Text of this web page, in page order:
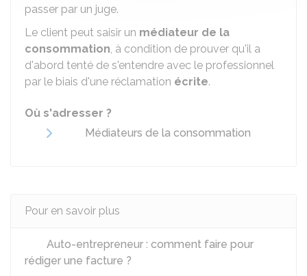
passer par un juge.
Le client peut saisir un médiateur de la
consommation, à condition de prouver qu'il a
d'abord tenté de s'entendre avec le professionnel
par le biais d'une réclamation écrite.
Où s'adresser ?
Médiateurs de la consommation
Pour en savoir plus
Auto-entrepreneur : comment faire pour
rédiger une facture ?